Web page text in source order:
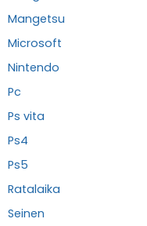
Mangetsu
Microsoft
Nintendo
Pc
Ps vita
Ps4
Ps5
Ratalaika
Seinen